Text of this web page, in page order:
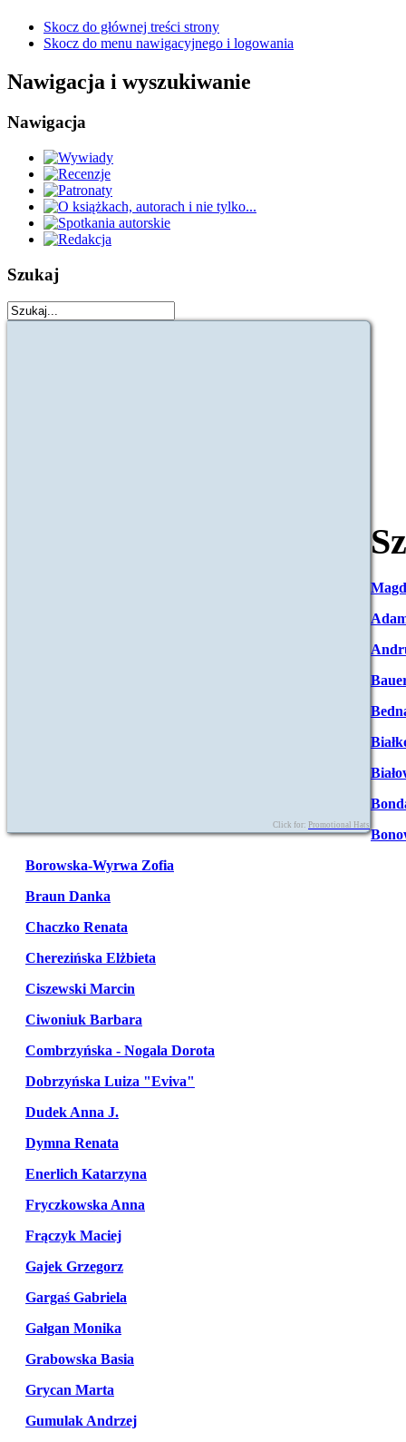
Skocz do głównej treści strony
Skocz do menu nawigacyjnego i logowania
Nawigacja i wyszukiwanie
Nawigacja
Szukaj
Click for: Promotional Hats
Borowska-Wyrwa Zofia
Braun Danka
Chaczko Renata
Cherezińska Elżbieta
Ciszewski Marcin
Ciwoniuk Barbara
Combrzyńska - Nogala Dorota
Dobrzyńska Luiza "Eviva"
Dudek Anna J.
Dymna Renata
Enerlich Katarzyna
Fryczkowska Anna
Frączyk Maciej
Gajek Grzegorz
Gargaś Gabriela
Gałgan Monika
Grabowska Basia
Grycan Marta
Gumulak Andrzej